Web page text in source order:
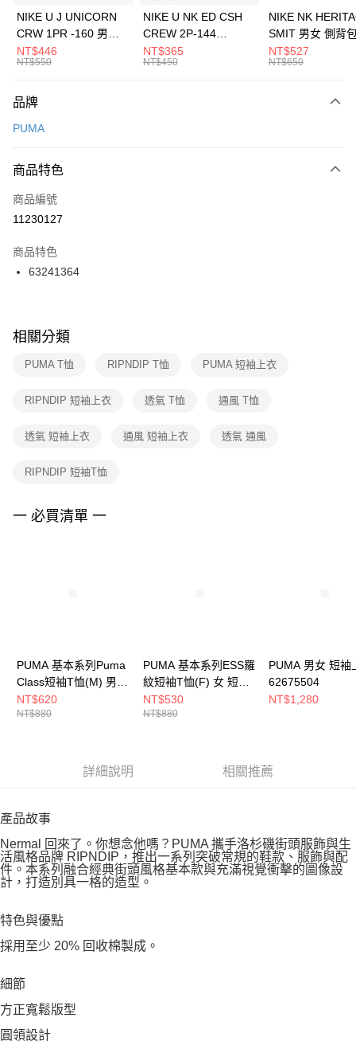
元大商業銀行
台灣樂天信用卡公司
全盈+PAY
AFTEE先享後付
【關於「AFTEE先享後付」】
便利好安心！
３．安心：先確認商品／服務後，再付款。
【「AFTEE先享後付」結帳流程】
１．於結帳方式選擇「AFTEE先享後付」後，將跳轉至「AFTEE先享後付」
２．訂單成立數日內，您將收到繳費通知簡訊。
３．收到繳費通知簡訊後14天內，點擊此簡訊中的連結，可透過四大超商／
ATM／網路銀行／等多元方式進行付款，方視為交易完成。
※ 交易是否成功請以「AFTEE先享後付 」之結帳頁面顯示為準，若有關於
是否繳費成功／繳費後需取消欲退款等相關疑問，請聯繫「AFTEE先享後付
客戶支援中心」
https://netprotections.freshdesk.com/support/home
１．透過由恩沛科技股份有限公司提供之「AFTEE先享後付」服務完成之交
權轉讓予恩沛科技股份有限公司。
３．未成年的使用者請事先徵得法定代理人或監護人之同意方可使用
４．使用「AFTEE先享後付」時，將依據個別帳號之用戶狀況，依本公司即
運送方式
每筆NT$100，滿NT$1,500(含以上)免運費
宅配
每筆NT$100，滿NT$1,500(含以上)免運費
付款後門市自取
每筆NT$100，滿NT$1,500(含以上)免運費
NIKE U J UNICORN
CRW 1PR -160 男女
中統襪 FZ3393100
NT$446
NT$550
NIKE U NK ED CSH
CREW 2P-144
EMBRDY 男女 短統襪
FZ3073133
NT$365
NT$450
NIKE NK
SMIT 男女 側背
BA5871010
NT$527
NT$650
品牌
PUMA
商品特色
商品編號
11230127
商品特色
63241364
相關分類
PUMA T恤 RIPNDIP T恤 PUMA 短袖上衣
RIPNDIP 短袖上衣 透氣 T恤 通風 T恤
透氣 短袖上衣 通風 短袖上衣 透氣 通風
RIPNDIP 短袖T恤
一 必買清單 一
PUMA 基本系列Puma
Class短袖T恤(M) 男
短袖上衣 68821901
NT$620
NT$880
PUMA 基本系列ESS羅
紋短袖T恤(F) 女 短袖
上衣 68502187
NT$530
NT$880
PUMA 男女 短袖
62675504
NT$1,280
詳細說明 相關推薦
產品故事
Nermal 回來了。你想念他嗎？PUMA 攜手洛杉磯街頭服飾與生
活風格品牌 RIPNDIP，推出一系列突破常規的鞋款、服飾與配
件。本系列融合經典街頭風格基本款與充滿視覺衝擊的圖像設
計，打造別具一格的造型。
特色與優點
採用至少 20% 回收棉製成。
細節
方正寬鬆版型
圓領設計